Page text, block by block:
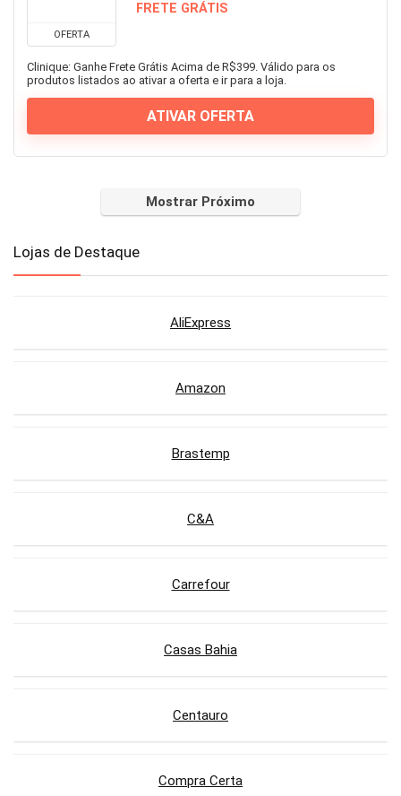
OFERTA
FRETE GRÁTIS
Clinique: Ganhe Frete Grátis Acima de R$399. Válido para os
produtos listados ao ativar a oferta e ir para a loja.
ATIVAR OFERTA
Mostrar Próximo
Lojas de Destaque
AliExpress
Amazon
Brastemp
C&A
Carrefour
Casas Bahia
Centauro
Compra Certa